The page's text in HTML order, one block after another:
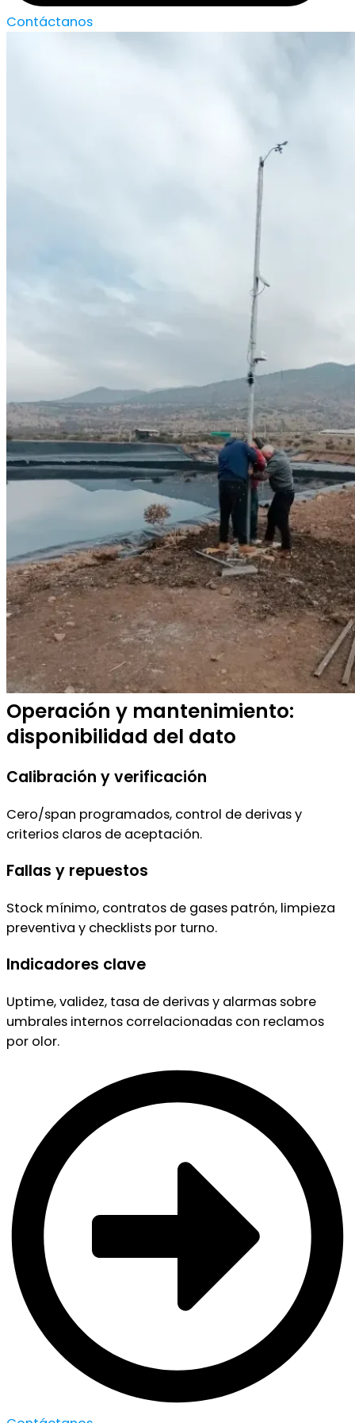
Contáctanos
Operación y mantenimiento:
disponibilidad del dato
Calibración y verificación
Cero/span programados, control de derivas y
criterios claros de aceptación.
Fallas y repuestos
Stock mínimo, contratos de gases patrón, limpieza
preventiva y checklists por turno.
Indicadores clave
Uptime, validez, tasa de derivas y alarmas sobre
umbrales internos correlacionadas con reclamos
por olor.